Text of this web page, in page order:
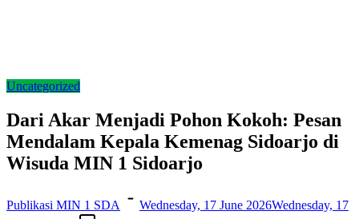
Uncategorized
Dari Akar Menjadi Pohon Kokoh: Pesan
Mendalam Kepala Kemenag Sidoarjo di
Wisuda MIN 1 Sidoarjo
Publikasi MIN 1 SDA Wednesday, 17 June 2026Wednesday, 17